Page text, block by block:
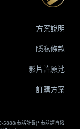
5888(市話計費)*市話請直撥
方案說明
隱私條款
影片許願池
訂購方案